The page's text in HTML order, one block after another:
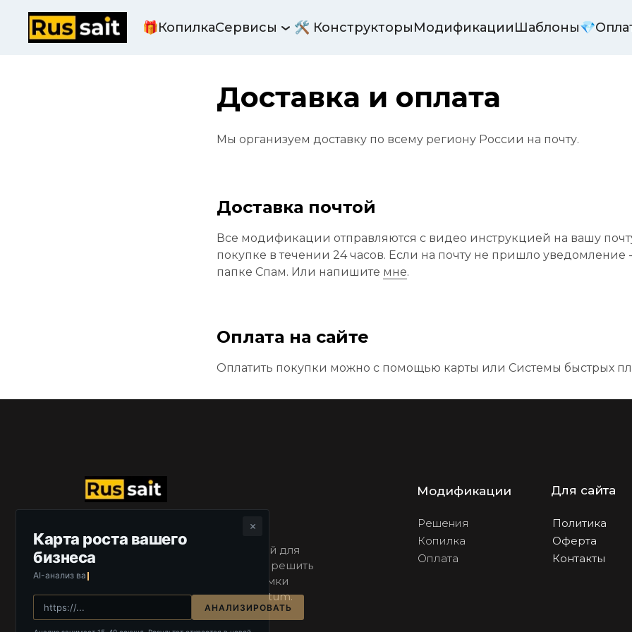
🎁КопилкаСервисы 🛠️ КонструкторыМодификацииШаблоны
Доставка и оплата
Мы организуем доставку по всему региону России на почту.
Доставка почтой
Все модификации отправляются с видео инструкцией на вашу
покупке в течении 24 часов. Если на почту не пришло уведомление
папке Спам. Или напишите мне.
Оплата на сайте
Оплатить покупки можно с помощью карты или Системы быстрых
Решения
Копилка
Оплата
Модификации
Политика
Оферта
Контакты
Подборка кодовых модификаций для
сайтов на Craftum, позволяющая решить
любые задачи, выходящие за рамки
стандартного конструктора  Craftum.
С генераторами кода и видео-
инструкциями.
Для сайта
×
Карта роста вашего
бизнеса
AI-анализ вашег
АНАЛИЗИРОВАТЬ